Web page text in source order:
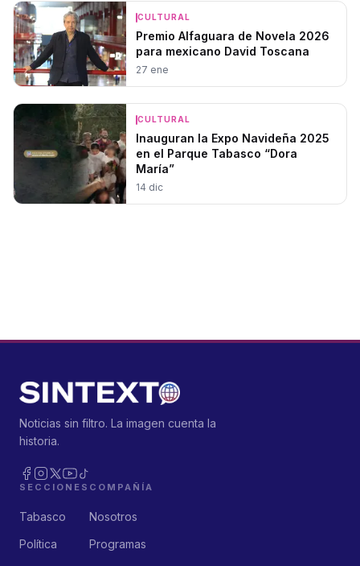
CULTURAL
Premio Alfaguara de Novela 2026
para mexicano David Toscana
27 ene
CULTURAL
Inauguran la Expo Navideña 2025
en el Parque Tabasco “Dora
María”
14 dic
Noticias sin filtro. La imagen cuenta la
historia.
SECCIONES
Tabasco
Política
COMPAÑÍA
Nosotros
Programas